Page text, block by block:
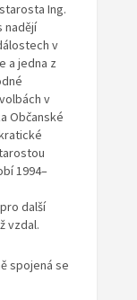
Ing.
nadějí
v
a jedna z
v
Občanské
1994–
další
vzdal.
spojená se